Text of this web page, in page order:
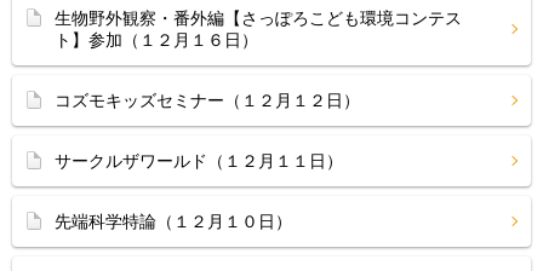
生物野外観察・番外編【さっぽろこども環境コンテス
ト】参加（１２月１６日）
コズモキッズセミナー（１２月１２日）
サークルザワールド（１２月１１日）
先端科学特論（１２月１０日）